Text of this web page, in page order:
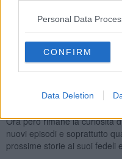
Personal Data
CONFIRM
Data Deletion
Enrica
Ora però rimane la curiosità
nuovi episodi e soprattutto
prossime storie ai suoi fedeli